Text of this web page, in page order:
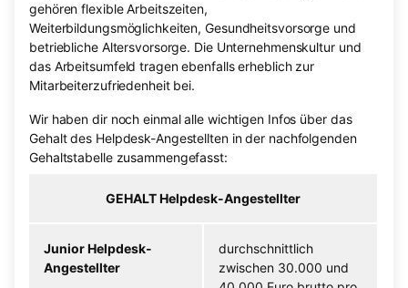
gehören flexible Arbeitszeiten,
Weiterbildungsmöglichkeiten, Gesundheitsvorsorge und
betriebliche Altersvorsorge. Die Unternehmenskultur und
das Arbeitsumfeld tragen ebenfalls erheblich zur
Mitarbeiterzufriedenheit bei.
Wir haben dir noch einmal alle wichtigen Infos über das
Gehalt des Helpdesk-Angestellten in der nachfolgenden
Gehaltstabelle zusammengefasst:
GEHALT Helpdesk-Angestellter
Junior Helpdesk-
Angestellter
durchschnittlich
zwischen 30.000 und